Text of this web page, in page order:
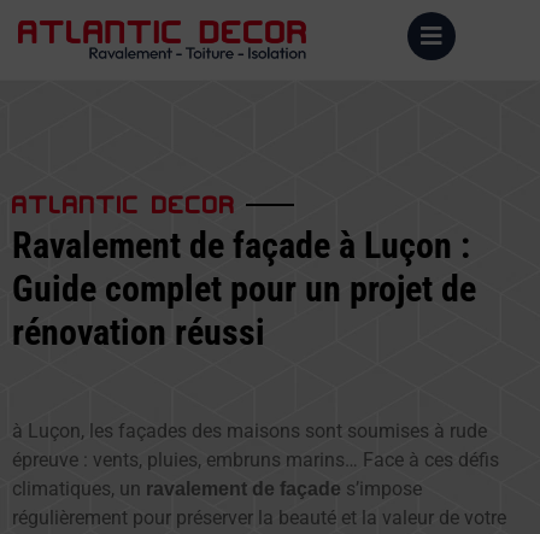
ATLANTIC DECOR
Ravalement de façade à Luçon :
Guide complet pour un projet de
rénovation réussi
à Luçon, les façades des maisons sont soumises à rude
épreuve : vents, pluies, embruns marins… Face à ces défis
climatiques, un ravalement de façade s’impose
régulièrement pour préserver la beauté et la valeur de votre